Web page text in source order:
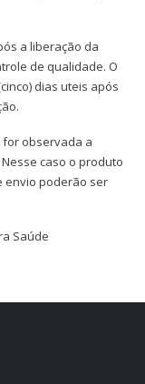
a liberação da
de qualidade. O
dias uteis após
for observada a
caso o produto
envio poderão ser
Saúde